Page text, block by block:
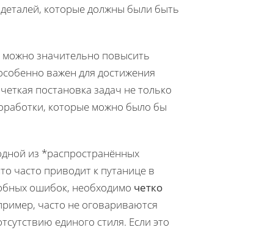
которые должны были быть
можно значительно повысить
важен для достижения
постановка задач не только
которые можно было бы
из *распространённых
часто приводит к путанице в
ошибок, необходимо четко
часто не оговариваются
единого стиля. Если это